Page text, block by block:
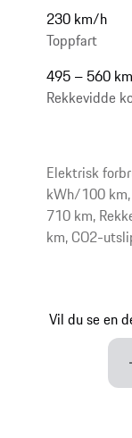
230 km/h
Toppfart
495 – 560 km
Rekkevidde
Elektrisk
kWh/100
710 km,
km, CO2-
Vil du se en